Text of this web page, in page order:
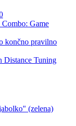
Game
končno pravilno
Distance Tuning
(zelena)